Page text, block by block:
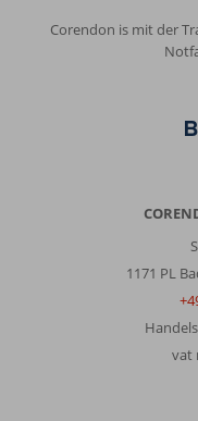
Corendon is mit der
1171 PL
vat